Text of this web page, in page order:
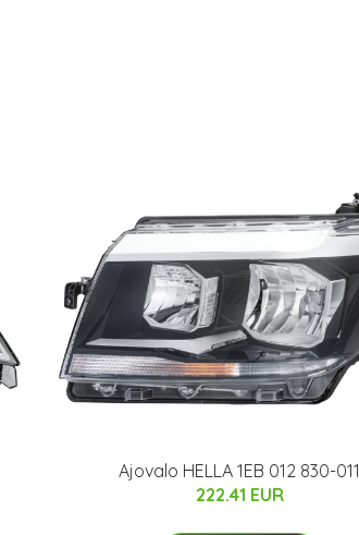
Ajovalo HELLA 1EB 012 830-011
222.41 EUR